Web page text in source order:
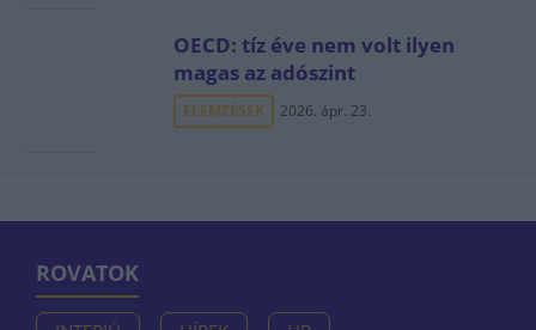
OECD: tíz éve nem volt ilyen
magas az adószint
ELEMZÉSEK 2026. ápr. 23.
ROVATOK